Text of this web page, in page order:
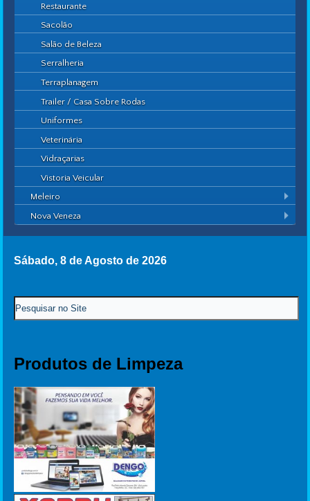
Restaurante
Sacolão
Salão de Beleza
Serralheria
Terraplanagem
Trailer / Casa Sobre Rodas
Uniformes
Veterinária
Vidraçarias
Vistoria Veicular
Meleiro
Nova Veneza
Sábado, 8 de Agosto de 2026
Produtos de Limpeza